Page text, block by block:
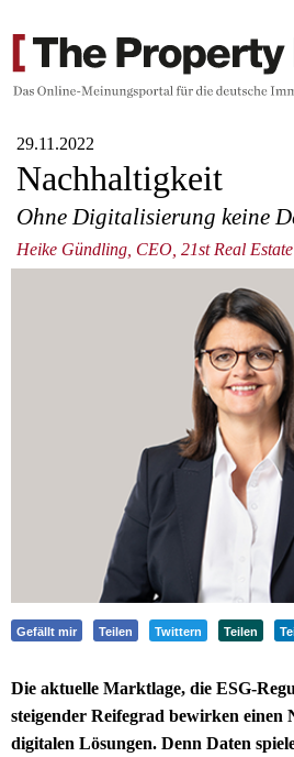
29.11.2022
Nachhaltigkeit
Ohne Digitalisierung keine
Heike Gündling, CEO, 21st Real
Gefällt mir Teilen Twittern Teilen
Die aktuelle Marktlage, die ESG-
steigender Reifegrad bewirken einen
digitalen Lösungen. Denn Daten